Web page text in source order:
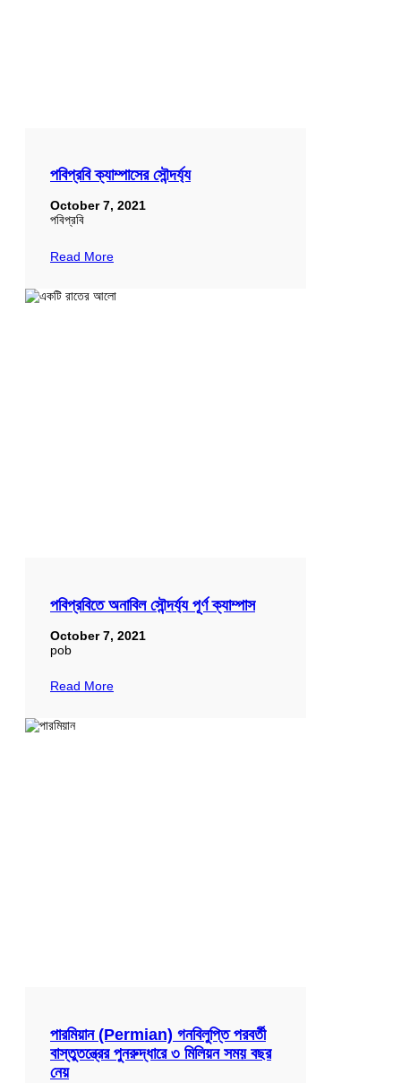
পবিপ্রবি ক্যাম্পাসের সৌন্দর্য্য
October 7, 2021
পবিপ্রবি
Read More
পবিপ্রবিতে অনাবিল সৌন্দর্য্য পূর্ণ ক্যাম্পাস
October 7, 2021
pob
Read More
পারমিয়ান (Permian) গনবিলুপ্তি পরবর্তী
বাস্তুতন্ত্রের পুনরুদ্ধারে ৩ মিলিয়ন সময় বছর
নেয়